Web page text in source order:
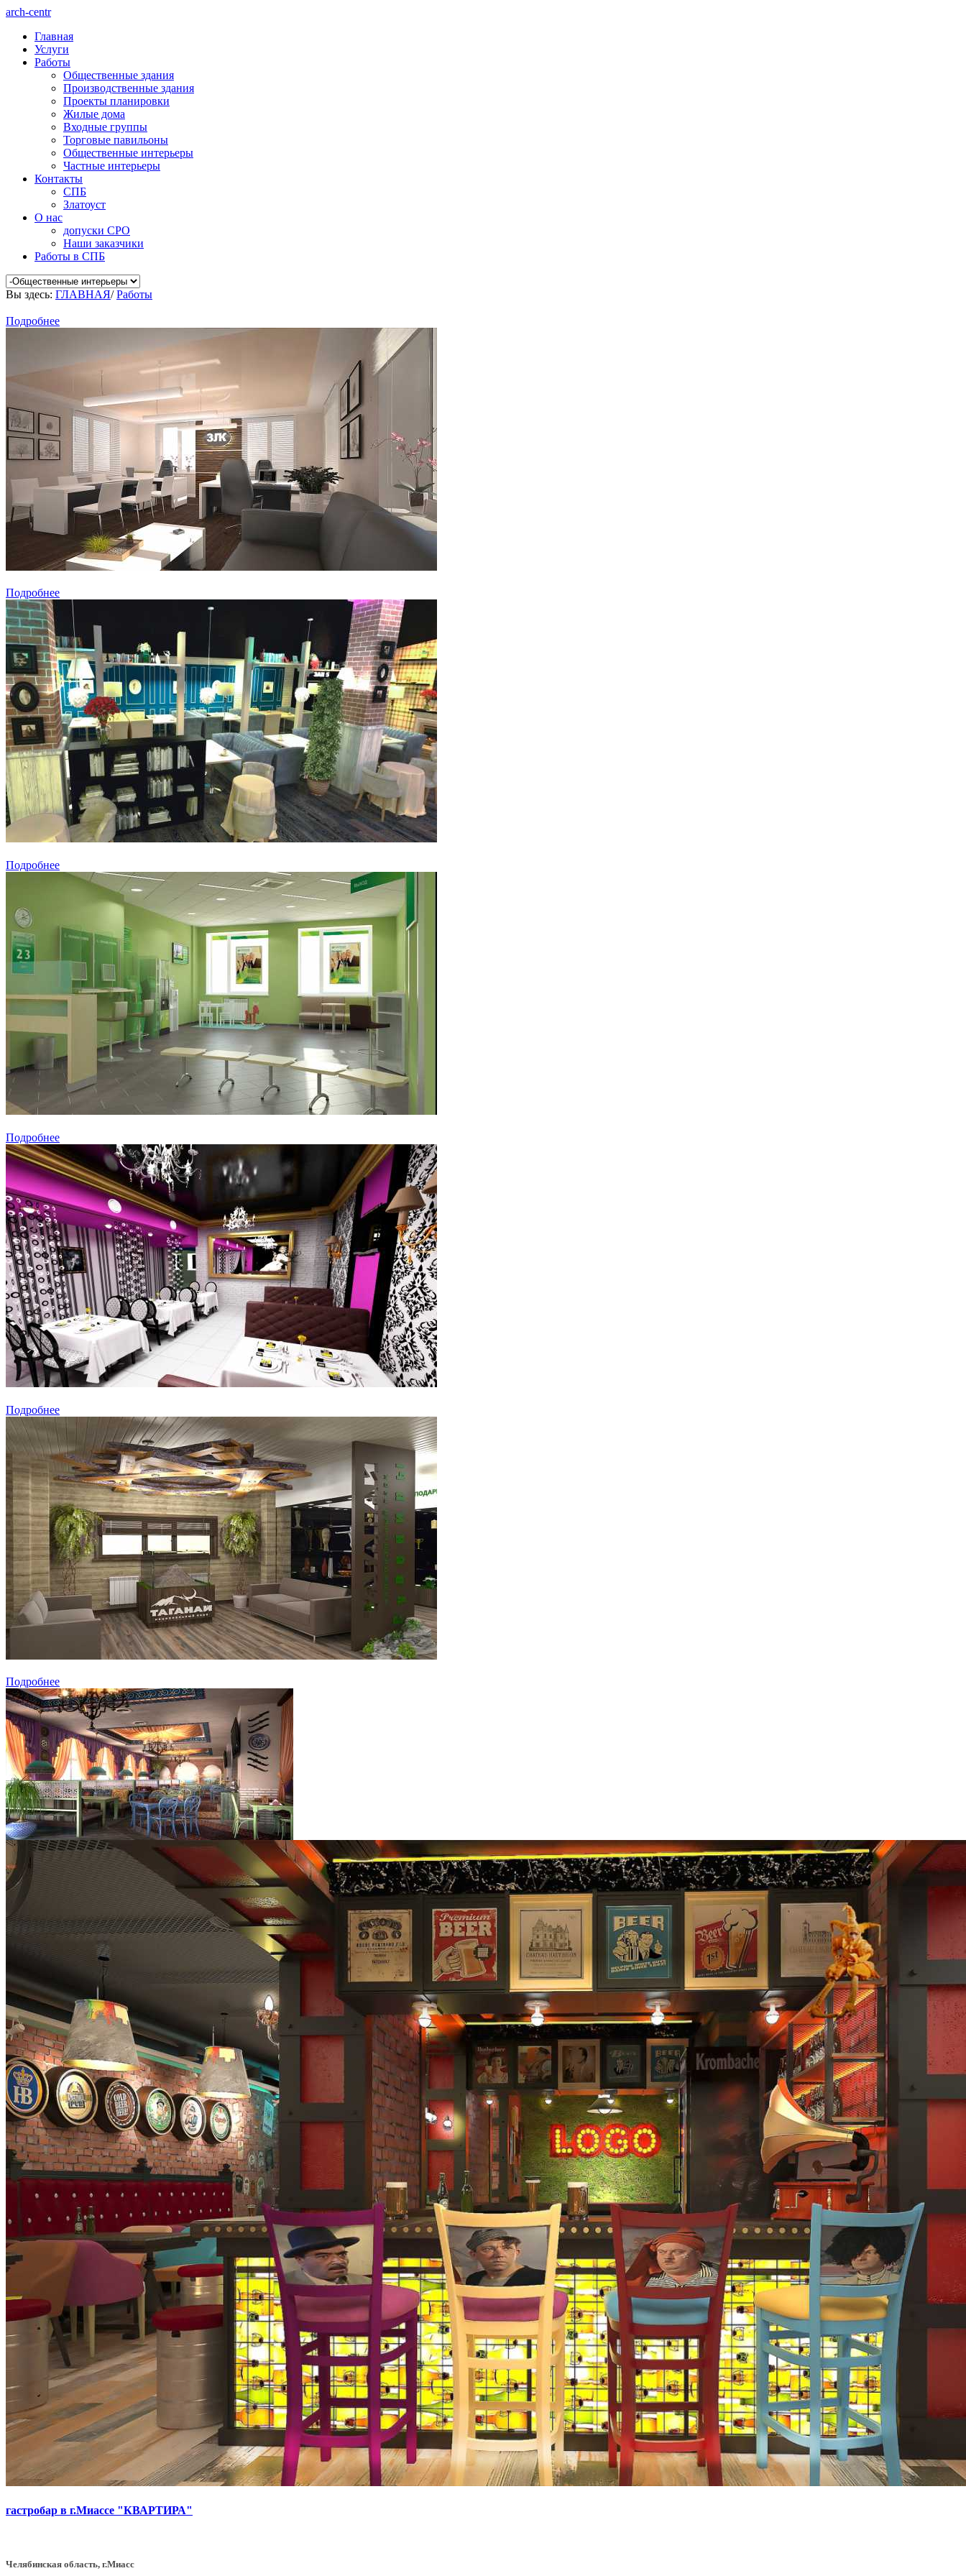
arch-centr
Главная
Услуги
Работы
Общественные здания
Производственные здания
Проекты планировки
Жилые дома
Входные группы
Торговые павильоны
Общественные интерьеры
Частные интерьеры
Контакты
СПБ
Златоуст
О нас
допуски СРО
Наши заказчики
Работы в СПБ
Вы здесь: ГЛАВНАЯ/Работы
Подробнее
Подробнее
Подробнее
Подробнее
Подробнее
Подробнее
гастробар в г.Миассе "КВАРТИРА"
Челябинская область, г.Миасс